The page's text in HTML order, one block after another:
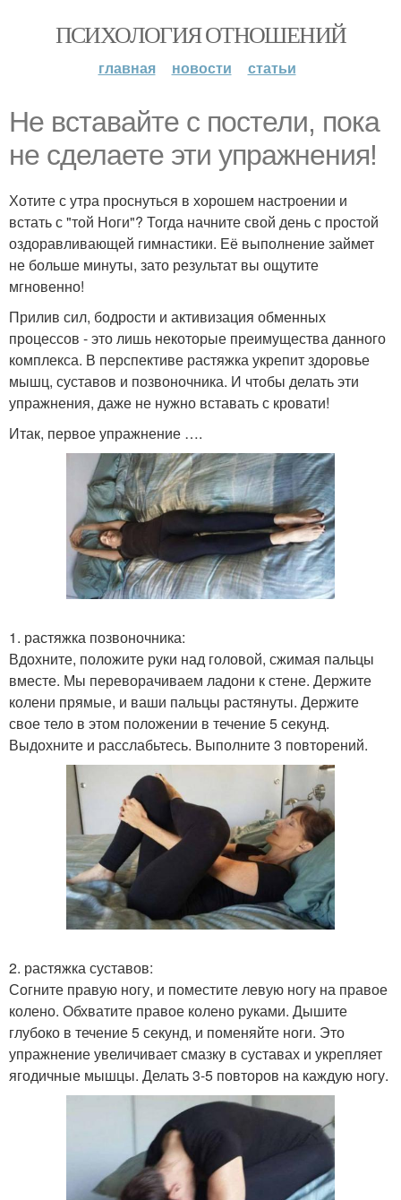
ПСИХОЛОГИЯ ОТНОШЕНИЙ
главная новости статьи
Не вставайте с постели, пока
не сделаете эти упражнения!
Хотите с утра проснуться в хорошем настроении и
встать с "той Ноги"? Тогда начните свой день с простой
оздоравливающей гимнастики. Её выполнение займет
не больше минуты, зато результат вы ощутите
мгновенно!
Прилив сил, бодрости и активизация обменных
процессов - это лишь некоторые преимущества данного
комплекса. В перспективе растяжка укрепит здоровье
мышц, суставов и позвоночника. И чтобы делать эти
упражнения, даже не нужно вставать с кровати!
Итак, первое упражнение ….
1. растяжка позвоночника:
Вдохните, положите руки над головой, сжимая пальцы
вместе. Мы переворачиваем ладони к стене. Держите
колени прямые, и ваши пальцы растянуты. Держите
свое тело в этом положении в течение 5 секунд.
Выдохните и расслабьтесь. Выполните 3 повторений.
2. растяжка суставов:
Согните правую ногу, и поместите левую ногу на правое
колено. Обхватите правое колено руками. Дышите
глубоко в течение 5 секунд, и поменяйте ноги. Это
упражнение увеличивает смазку в суставах и укрепляет
ягодичные мышцы. Делать 3-5 повторов на каждую ногу.